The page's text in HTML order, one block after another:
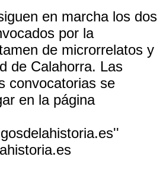
en marcha los dos
por la
de microrrelatos y
de Calahorra. Las
convocatorias se
en la página